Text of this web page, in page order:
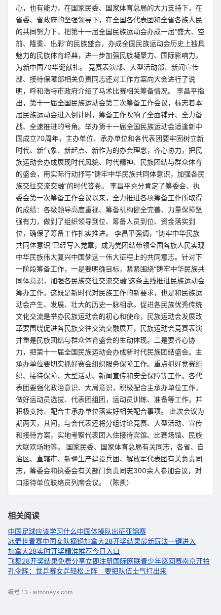
心，也有能力，在国家民委、国家体育总局的大力支持下，在
省委、省政府的坚强领导下，在全国各代表团和全省各族人民
的共同努力下，把第十一届全国民族运动会办成一届“盛大、空
前、隆重、出彩”的民族盛会，办成全国民族运动会历史上独具
魅力的民族体育经典，进一步加强民族凝聚力、国际影响力，
为新中国70华诞献礼。 竞赛表演部、大型活动部、新闻宣传
部、接待保障部相关负责同志还对工作方案向大会进行了说
明，呼和浩特市政府介绍了马术比赛相关筹备情况。 李昌平指
出，第十一届全国民族运动会第二次筹备工作会议，标志着本
届民族运动会进入倒计时，筹备工作吹响了全面铺开、全力备
战、全速推进的号角。举办第十一届全国民族运动会适逢新中
国成立70周年，主办单位、承办单位和各代表团要牢固树立新
时代、新气象、新起点、新作为的办会理念，齐心协力，把民
族运动会办成展现时代风貌、时代精神、民族团结与群众体育
的盛会，用实际行动抒写“铸牢中华民族共同体意识，加强各民
族交往交流交融”的时代答卷。 李昌平充分肯定了筹委会、执
委会第一次筹备工作会议以来，全力推进各项筹备工作所取得
的成绩：各级领导高度重视、筹备机构健全完善、力量保障坚
强有力，做到了组织领导到位、筹备人员到位、资金落实到
位，确保了筹备工作扎实推进。 李昌平强调，“铸牢中华民族
共同体意识”已经写入党章，成为党团结带领全国各族人民实现
中华民族伟大复兴中国梦这一伟大征程上的共同意志。针对下
一阶段筹备工作，一是要明确目标，紧紧围绕“铸牢中华民族共
同体意识，加强各民族交往交流交融”这条主线推进民族运动会
筹办工作。这既是新时代对民族工作的新要求，也是和民族运
动会产生、发展、壮大的历史一脉相承。促进各民族优秀传统
文化交流是举办民族运动会的初心和使命，民族运动会发展改
革要围绕促进各民族交往交流交融展开，民族运动会竞赛表演
并重是民族团结与群众体育盛会的生动体现。二是要齐心协
力，把第十一届全国民族运动会办成新时代民族团结盛会。主
承办单位要切实抓好赛会组织服务保障工作。重点抓好竞赛组
织、接待保障、大型活动、新闻宣传和安全保障等工作。各代
表团要强化政治意识、大局意识，积极配合主承办单位工作，
做好运动员选拔、代表团组团，运动员训练、准备等工作，并
积极支持、配合主承办单位落实好相关配合事项。 此次会议为
期两天，其间，与会代表还将分组讨论竞赛、大型活动、宣传
和接待方案，实地考察代表团入住接待宾馆、比赛场馆、民族
大联欢场地等。 国家民委、国家体育总局有关同志，各省、自
治区、直辖市、新疆生产建设兵团、解放军代表团有关负责同
志，筹委会和执委会有关部门负责同志300余人参加会议，对
口接待单位联络员列席会议。（陈凯）
相关阅读
中国足球应该学习什么中国体操队出征亚锦赛
冰壶世青赛中国女队摘铜加拿大28开奖结果最新玩法一键进入
加拿大28实时开奖精准推荐今日入口
飞舞28开奖结果免费分享立即注册国际网联青少年巡回赛南京开拍
孔令辉：世乒赛女乒轻松上阵 要把队伍士气打出来
编号 13 · aimoneys.com